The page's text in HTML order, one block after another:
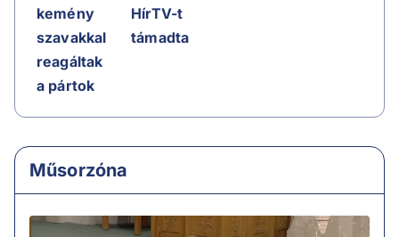
kemény
szavakkal
reagáltak
a pártok
HírTV-t
támadta
Műsorzóna